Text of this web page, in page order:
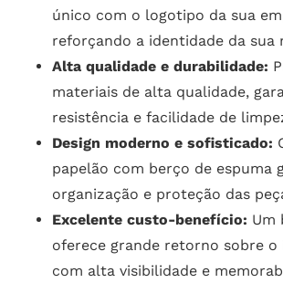
único com o logotipo da sua
reforçando a identidade da sua
Alta qualidade e durabilidade:
materiais de alta qualidade,
resistência e facilidade de
Design moderno e sofisticado:
papelão com berço de espuma
organização e proteção das
Excelente custo-benefício: Um
oferece grande retorno sobre o
com alta visibilidade e